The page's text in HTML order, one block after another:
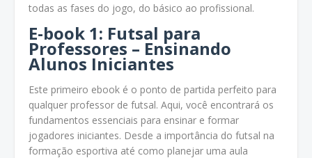
todas as fases do jogo, do básico ao profissional.
E-book 1: Futsal para
Professores – Ensinando
Alunos Iniciantes
Este primeiro ebook é o ponto de partida perfeito para
qualquer professor de futsal. Aqui, você encontrará os
fundamentos essenciais para ensinar e formar
jogadores iniciantes. Desde a importância do futsal na
formação esportiva até como planejar uma aula